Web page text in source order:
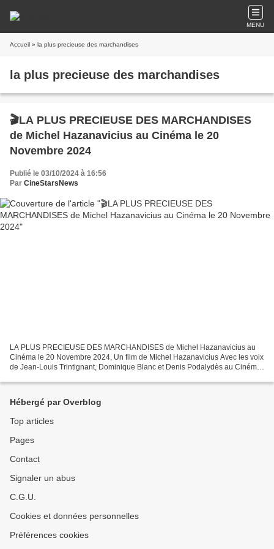
MENU
Accueil » la plus precieuse des marchandises
la plus precieuse des marchandises
🎬LA PLUS PRECIEUSE DES MARCHANDISES
de Michel Hazanavicius au Cinéma le 20
Novembre 2024
Publié le 03/10/2024 à 16:56
Par CineStarsNews
LA PLUS PRECIEUSE DES MARCHANDISES de Michel Hazanavicius au
Cinéma le 20 Novembre 2024, Un film de Michel Hazanavicius Avec les voix
de Jean-Louis Trintignant, Dominique Blanc et Denis Podalydès au Cinéma
Hébergé par Overblog
Top articles
Pages
Contact
Signaler un abus
C.G.U.
Cookies et données personnelles
Préférences cookies